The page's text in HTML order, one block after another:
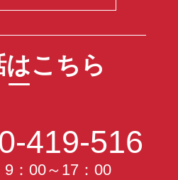
はこちら
419-516
：00～17：00